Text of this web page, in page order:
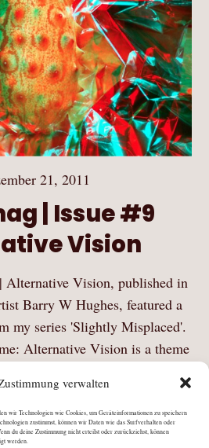
verwalten
wir Technologien wie Cookies, um Geräteinformationen zu speichern
zustimmst, können wir Daten wie das Surfverhalten oder
du deine Zustimmung nicht erteilst oder zurückziehst, können
werden.
21, 2011
| Issue #9
Vision
Alternative Vision, published in
Barry W Hughes, featured a
my series 'Slightly Misplaced'.
Alternative Vision is a theme